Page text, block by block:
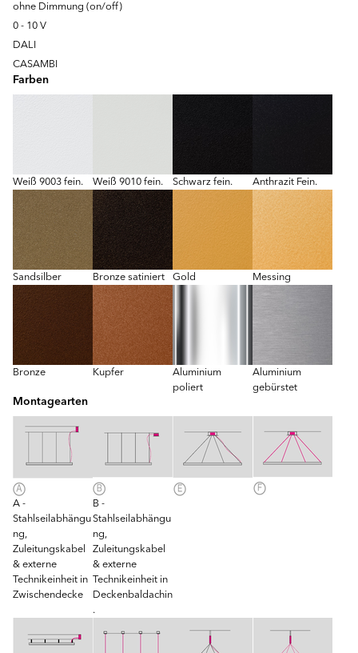
ohne Dimmung (on/off)
0 - 10 V
DALI
CASAMBI
Farben
Weiß 9003 fein. Weiß 9010 fein. Schwarz fein. Anthrazit Fein.
Sandsilber Bronze satiniert Gold Messing
Bronze Kupfer
Aluminium
poliert
Aluminium
gebürstet
Montagearten
A -
Stahlseilabhängu
ng,
Zuleitungskabel
& externe
Technikeinheit in
Zwischendecke
B -
Stahlseilabhängu
ng,
Zuleitungskabel
& externe
Technikeinheit in
Deckenbaldachin
.